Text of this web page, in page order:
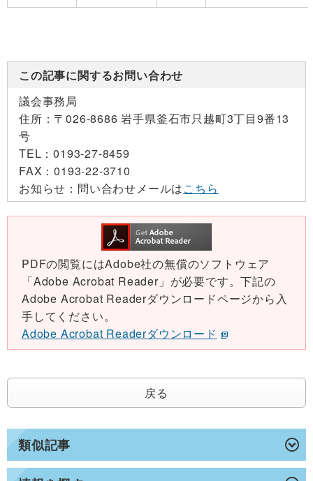
類似記事
この記事に関するお問い合わせ
議会事務局
住所： 〒026-8686 岩手県釜石市只越町3丁目9番13
号
TEL：0193-27-8459
FAX：0193-22-3710
お知らせ： 問い合わせメールはこちら
PDFの閲覧にはAdobe社の無償のソフトウェア
「Adobe Acrobat Reader」が必要です。下記の
Adobe Acrobat Readerダウンロードページから入
手してください。
Adobe Acrobat Readerダウンロード
戻る